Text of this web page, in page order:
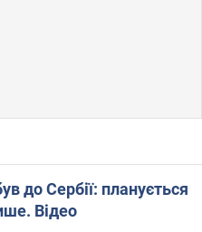
до Сербії: планується
Відео